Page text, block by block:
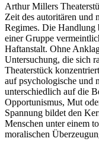
Arthur Millers
Zeit des autoritären und
Regimes. Die Handlung
einer Gruppe
Haftanstalt. Ohne
Untersuchung, die sich
Theaterstück
auf psychologische und
unterschiedlich auf die
Opportunismus, Mut
Spannung bildet den
Menschen unter einem
moralischen